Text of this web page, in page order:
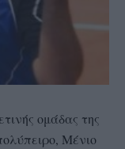
ομάδας της
Μένιο